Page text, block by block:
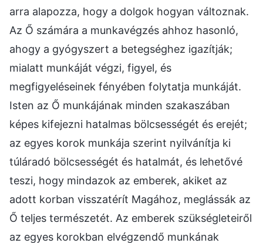
arra alapozza, hogy a dolgok hogyan változnak.
Az Ő számára a munkavégzés ahhoz hasonló,
ahogy a gyógyszert a betegséghez igazítják;
mialatt munkáját végzi, figyel, és
megfigyeléseinek fényében folytatja munkáját.
Isten az Ő munkájának minden szakaszában
képes kifejezni hatalmas bölcsességét és erejét;
az egyes korok munkája szerint nyilvánítja ki
túláradó bölcsességét és hatalmát, és lehetővé
teszi, hogy mindazok az emberek, akiket az
adott korban visszatérít Magához, meglássák az
Ő teljes természetét. Az emberek szükségleteiről
az egyes korokban elvégzendő munkának